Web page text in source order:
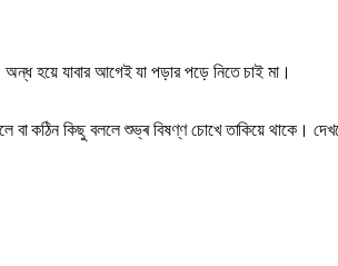
হয়ে যাবার আগেই যা পড়ার পড়ে নিতে চাই মা।
কঠিন কিছু বললে শুভ্ৰ বিষণ্ণ চোখে তাকিয়ে থাকে।